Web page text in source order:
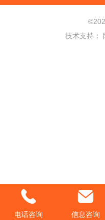
©
技术支持：
电话咨询 信息咨询